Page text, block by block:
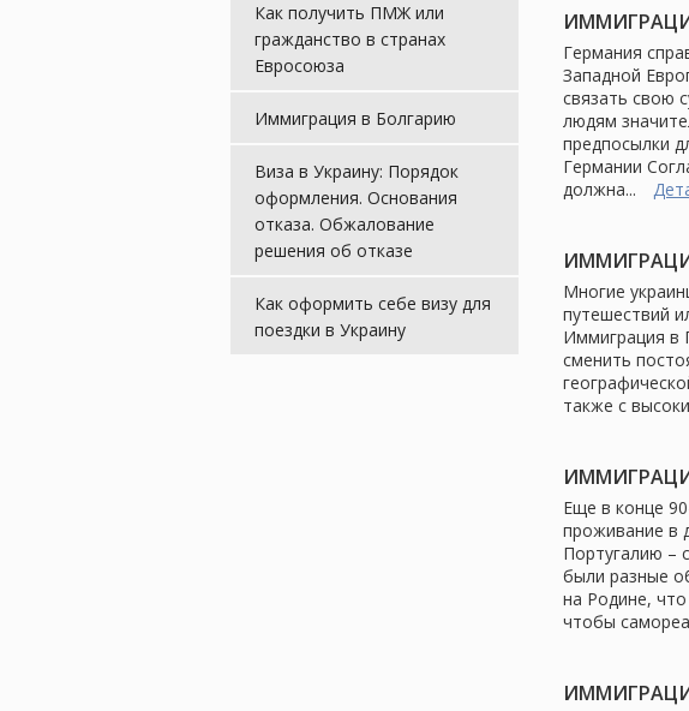
Германия
Западной
связать свою
людям
предпосылки
Германии
должна...
Многие
путешествий
Иммиграция в
сменить
также с
Еще в конце
проживание в
Португалию –
были разные
на Родине,
чтобы
Как получить ПМЖ или
гражданство в странах
Евросоюза
Иммиграция в Болгарию
Виза в Украину: Порядок
оформления. Основания
отказа. Обжалование
решения об отказе
Как оформить себе визу для
поездки в Украину